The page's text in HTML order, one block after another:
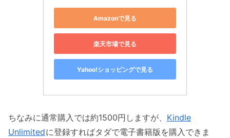
5. 気づいたら自然とやっていることは何か
6. 人からよく注意されることは何か
実際に回答した感想｜あらゆる場面で才能が発
揮されていることに気づく
最後に
Amazonで見る
楽天市場で見る
Yahoo!ショッピングで見る
ちなみに通常購入では約1500円しますが、 Kindle
Unlimitedに登録すればタダで電子書籍版を購入できま